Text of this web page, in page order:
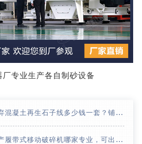
厂专业生产各自制砂设备
凝土再生石子线多少钱一套？铺路石子一立方价格多少？
带式移动破碎机哪家专业，可出租吗？性能优势有哪些？